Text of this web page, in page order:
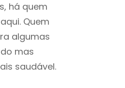
há quem
Quem
algumas
mas
saudável.